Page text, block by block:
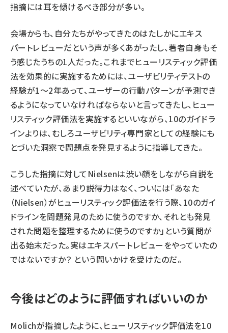
指摘には耳を傾けるべき部分が多い。
会場からも、自分たちがやってきたのはたしかにエキス
パートレビューだという声が多くあがったし、著者自身もそ
う感じたうちの1人だった。これまでヒューリスティック評価
法を効果的に実施するためには、ユーザビリティテストの
経験が1～2年あって、ユーザーの行動パターンが予測でき
るようになっていなければならないと言ってきたし、ヒュー
リスティック評価法を実施するといいながら、10のガイドラ
インよりは、むしろユーザビリティ専門家としての経験にも
とづいた洞察で問題点を発見するように指導してきた。
こうした指摘に対してNielsenは渋い顔をしながら自説を
述べていたが、あまり説得力はなく、ついには「あなた
（Nielsen）がヒューリスティック評価法を行う際、10のガイ
ドラインを問題発見のために使うのですか、それとも発見
された問題を整理するために使うのですか」という質問が
出る始末だった。実はエキスパートレビューをやっていたの
ではないですか？ という問いかけを受けたのだ。
今後はどのように評価すればいいのか
Molichが指摘したように、ヒューリスティック評価法を10